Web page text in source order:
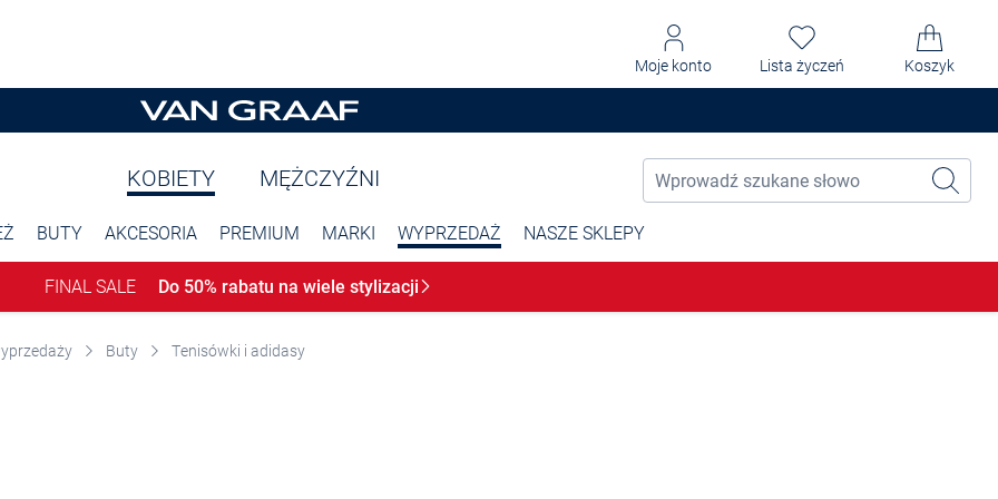
Moje konto Lista życzeń Koszyk
KOBIETY MĘŻCZYŹNI
BUTY AKCESORIA PREMIUM MARKI WYPRZEDAŻ NASZE SKLEPY
FINAL SALE Do 50% rabatu na wiele stylizacji
Buty Tenisówki i adidasy